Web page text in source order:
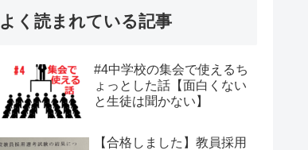
よく読まれている記事
#4中学校の集会で使えるち
ょっとした話【面白くない
と生徒は聞かない】
【合格しました】教員採用